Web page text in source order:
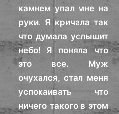
камнем упал мне на
руки. Я кричала так
что думала услышит
небо! Я поняла что
это все. Муж
очухался, стал меня
успокаивать что
ничего такого в этом